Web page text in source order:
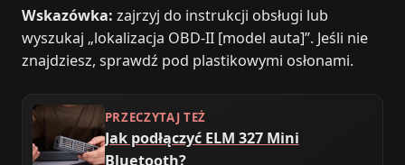
Wskazówka: zajrzyj do instrukcji obsługi lub
wyszukaj „lokalizacja OBD‑II [model auta]”. Jeśli nie
znajdziesz, sprawdź pod plastikowymi osłonami.
PRZECZYTAJ TEŻ
Jak podłączyć ELM 327 Mini
Bluetooth?